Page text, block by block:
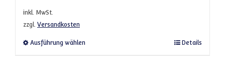
inkl. MwSt.
zzgl. Versandkosten
Ausführung wählen Dieses Produkt weist mehrere Varianten
Details